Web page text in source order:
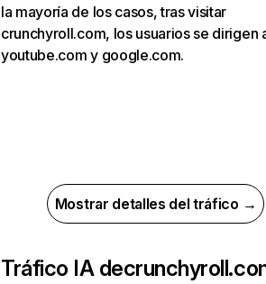
la mayoría de los casos, tras visitar
crunchyroll.com, los usuarios se dirigen
youtube.com y google.com.
Mostrar detalles del tráfico →
Tráfico IA de